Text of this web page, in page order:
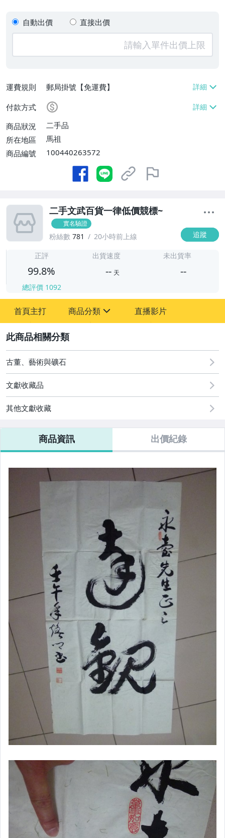
自動出價 直接出價
運費規則
郵局掛號【免運費】
付款方式
商品狀況
二手品
所在地區
馬祖
商品編號
100440263572
二手文武百貨一律低價競標~
實名驗證
粉絲數 781 20小時前上線 追蹤
正評
99.8%
總評價 1092
出貨速度
-- 天
未出貨率
--
首頁主打 商品分類
古董、藝術與礦石
玩具、模型與公仔
直播影片
古董、藝術與礦石
文獻收藏品
其他文獻收藏
商品資訊 出價紀錄